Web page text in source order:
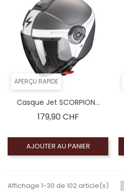
APERÇU RAPIDE
Casque Jet SCORPION...
179,90 CHFPrix
AJOUTER AU PANIER
Affichage 1-30 de 102 article(s)